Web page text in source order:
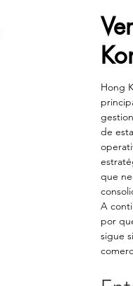
Hong
de
que
A
por
sigue